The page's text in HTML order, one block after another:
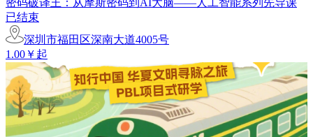
密码破译王：从摩斯密码到AI大脑——人工智能系列先导课
已结束
深圳市福田区深南大道4005号
1.00￥起